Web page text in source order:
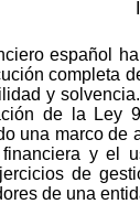
español
completa
y
de la
una marco
y el
de
de una